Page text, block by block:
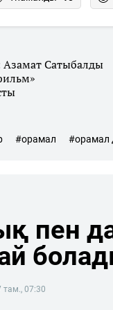
Сатыбалды
#орамал #орамал
пен
там., 07:30